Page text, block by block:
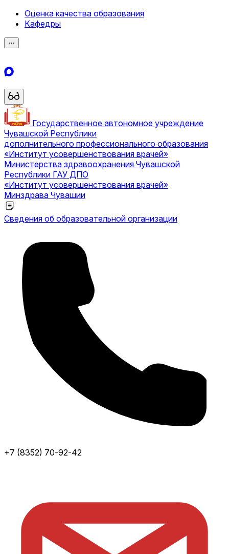
Оценка качества образования
Кафедры
⋯
Государственное автономное учреждение
Чувашской Республики
дополнительного профессионального образования
«Институт усовершенствования врачей»
Министерства здравоохранения Чувашской
Республики ГАУ ДПО
«Институт усовершенствования врачей»
Минздрава Чувашии
Сведения об образовательной организации
+7 (8352) 70-92-42